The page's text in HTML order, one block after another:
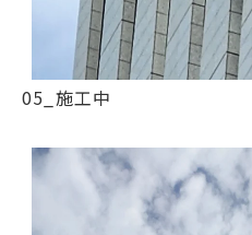
05_施工中